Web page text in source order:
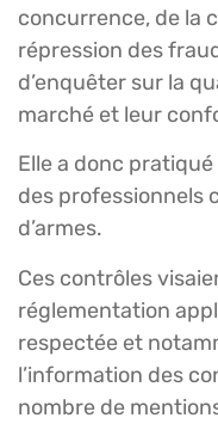
concurrence, de la
répression des
d’enquêter sur la
marché et leur
Elle a donc
des professionnels
d’armes.
Ces contrôles
réglementation
respectée et
l’information des
nombre de